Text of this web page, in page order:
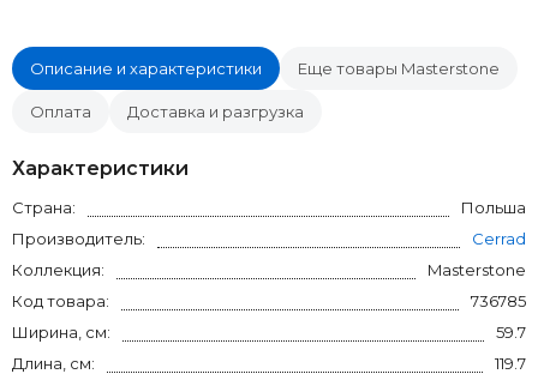
Описание и характеристики Еще товары Masterstone
Оплата Доставка и разгрузка
Характеристики
Страна:
Польша
Производитель:
Cerrad
Коллекция:
Masterstone
Код товара:
736785
Ширина, см:
59.7
Длина, см:
119.7